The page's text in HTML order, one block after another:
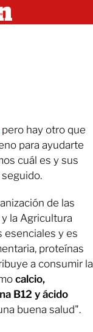
pero hay otro que
para ayudarte
cuál es y sus
de las
la Agricultura
esenciales y es
proteínas
a consumir la
calcio,
B12 y ácido
buena salud".